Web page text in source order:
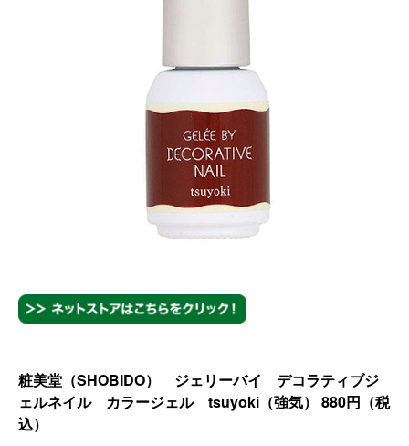
粧美堂（SHOBIDO） ジェリーバイ デコラティブジ
ェルネイル カラージェル tsuyoki（強気） 880円（税
込）